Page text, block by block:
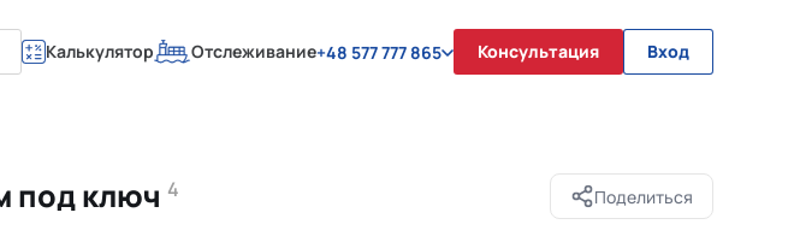
Калькулятор Отслеживание+48 577 777 865 Консультация Вход
под ключ 4 Поделиться